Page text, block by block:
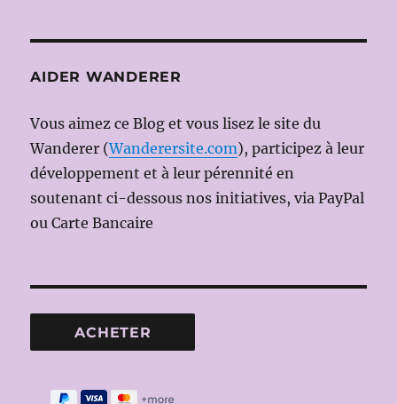
AIDER WANDERER
Vous aimez ce Blog et vous lisez le site du
Wanderer (Wanderersite.com), participez à leur
développement et à leur pérennité en
soutenant ci-dessous nos initiatives, via PayPal
ou Carte Bancaire